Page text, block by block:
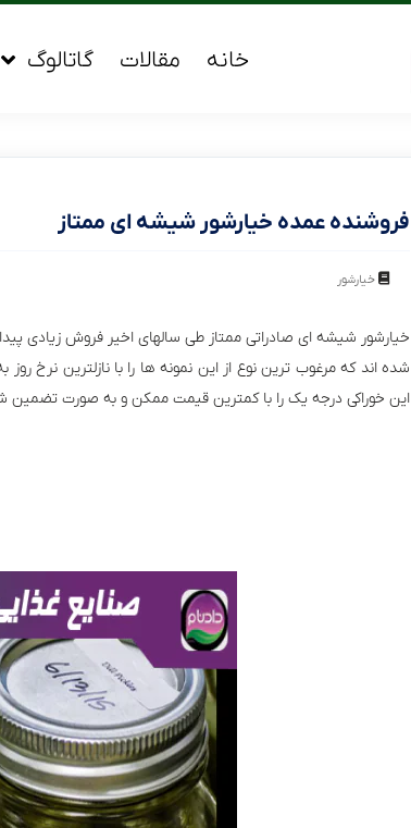
خانه مقالات گاتالوگ
فروشنده عمده خیارشور شیشه ای ممتاز
خیارشور
خیارشور شیشه ای صادراتی ممتاز طی سالهای اخیر فروش زیادی
شده اند که مرغوب ترین نوع از این نمونه ها را با نازلترین نرخ
این خوراکی درجه یک را با کمترین قیمت ممکن و به صورت تضمین